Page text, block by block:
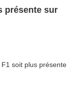
présente sur